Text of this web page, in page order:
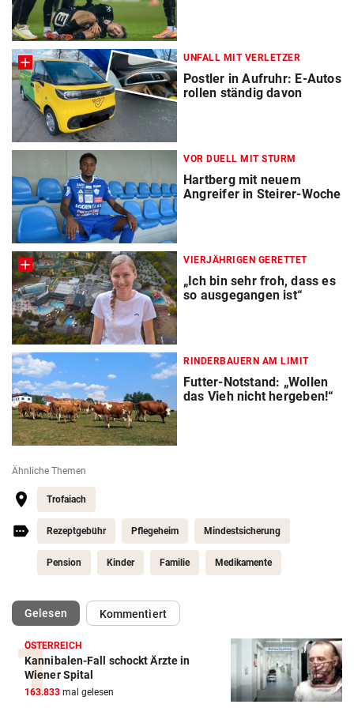
UNFALL MIT VERLETZER
Postler in Aufruhr: E-Autos
rollen ständig davon
VOR DUELL MIT STURM
Hartberg mit neuem
Angreifer in Steirer-Woche
VIERJÄHRIGEN GERETTET
„Ich bin sehr froh, dass es
so ausgegangen ist“
RINDERBAUERN AM LIMIT
Futter-Notstand: „Wollen
das Vieh nicht hergeben!“
Ähnliche Themen
Trofaiach
Rezeptgebühr Pflegeheim Mindestsicherung
Pension Kinder Familie Medikamente
Gelesen(ausgewählt)Kommentiert
ÖSTERREICH
Kannibalen-Fall schockt Ärzte in
Wiener Spital
163.833 mal gelesen